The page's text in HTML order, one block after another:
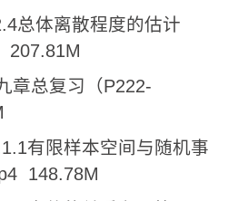
体离散程度的估计
207.81M
总复习（P222-
有限样本空间与随机事
148.78M